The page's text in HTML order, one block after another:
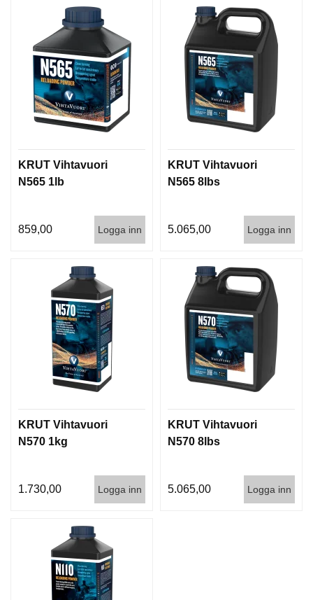
KRUT Vihtavuori
N565 1lb
859,00 Logga inn
KRUT Vihtavuori
N565 8lbs
5.065,00 Logga inn
KRUT Vihtavuori
N570 1kg
1.730,00 Logga inn
KRUT Vihtavuori
N570 8lbs
5.065,00 Logga inn